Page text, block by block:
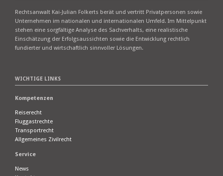
Rechtsanwalt Kai-Julian Folkerts berät und vertritt Privatpersonen sowie
Unternehmen im nationalen und internationalen Umfeld. Im Mittelpunkt
stehen eine sorgfältige Analyse des Sachverhalts, eine realistische
Einschätzung der Erfolgsaussichten sowie die Entwicklung rechtlich
fundierter und wirtschaftlich sinnvoller Lösungen.
WICHTIGE LINKS
Kompetenzen
Reiserecht
Fluggastrechte
Transportrecht
Allgemeines Zivilrecht
Service
News